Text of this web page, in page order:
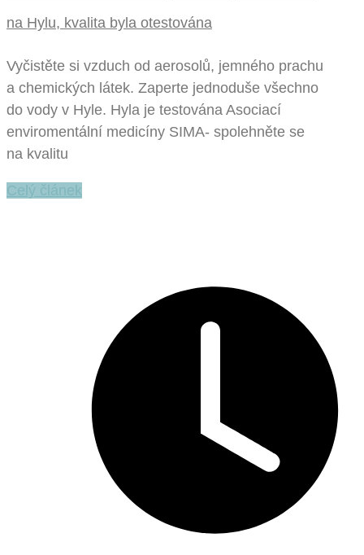
na Hylu, kvalita byla otestována
Vyčistěte si vzduch od aerosolů, jemného prachu
a chemických látek. Zaperte jednoduše všechno
do vody v Hyle. Hyla je testována Asociací
enviromentální medicíny SIMA- spolehněte se
na kvalitu
Celý článek